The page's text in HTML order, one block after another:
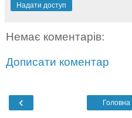
Надати доступ
Немає коментарів:
Дописати коментар
‹ Головна